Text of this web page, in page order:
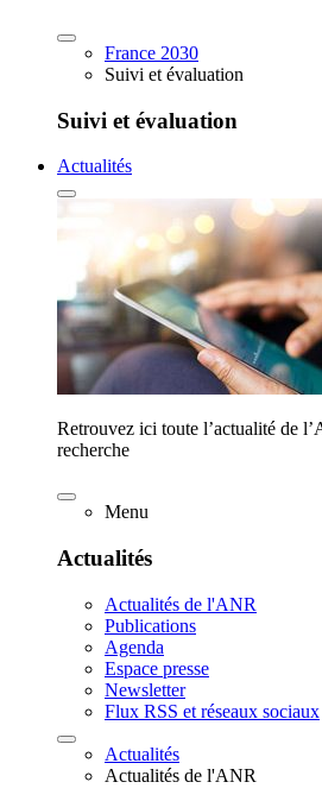
France 2030
Suivi et évaluation
Suivi et évaluation
Actualités
Retrouvez ici toute l’actualité de
recherche
Menu
Actualités
Actualités de l'ANR
Publications
Agenda
Espace presse
Newsletter
Flux RSS et réseaux sociaux
Actualités
Actualités de l'ANR